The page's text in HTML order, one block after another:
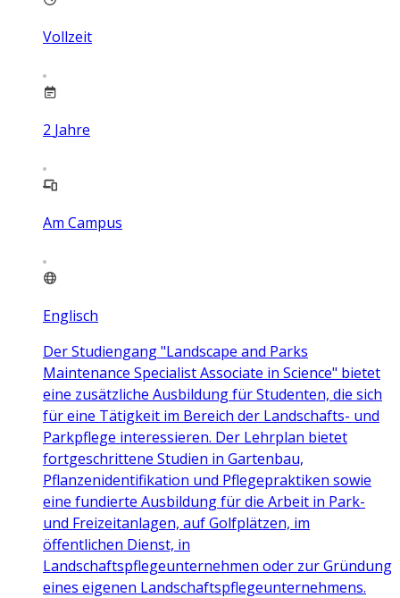
Vollzeit
2 Jahre
Am Campus
Englisch
Der Studiengang "Landscape and Parks
Maintenance Specialist Associate in Science" bietet
eine zusätzliche Ausbildung für Studenten, die sich
für eine Tätigkeit im Bereich der Landschafts- und
Parkpflege interessieren. Der Lehrplan bietet
fortgeschrittene Studien in Gartenbau,
Pflanzenidentifikation und Pflegepraktiken sowie
eine fundierte Ausbildung für die Arbeit in Park-
und Freizeitanlagen, auf Golfplätzen, im
öffentlichen Dienst, in
Landschaftspflegeunternehmen oder zur Gründung
eines eigenen Landschaftspflegeunternehmens.